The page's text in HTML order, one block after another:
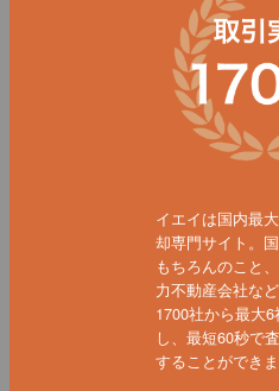
イエイは国内最
却専門サイト。
もちろんのこと
力不動産会社な
1700社から最大
し、最短60秒で
することができま